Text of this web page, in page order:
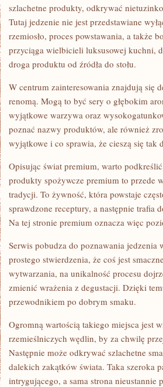
szlachetne produkty, odkrywać
Tutaj jedzenie nie jest przedstawiane
rzemiosło, proces powstawania, a także
przyciąga wielbicieli luksusowej kuchni,
droga produktu od źródła do stołu.
W centrum zainteresowania znajdują się
renomą. Mogą to być sery o głębokim
wyjątkowe warzywa oraz
poznać nazwy produktów, ale również
wyjątkowe i co sprawia, że cieszą się tak
Opisując świat premium, warto
produkty spożywcze premium to przede
tradycji. To żywność, która powstaje
sprawdzone receptury, a następnie trafia
Na tej stronie premium oznacza więc
Serwis pobudza do poznawania jedzenia
prostego stwierdzenia, że coś jest
wytwarzania, na unikalność procesu
zmienić wrażenia z degustacji. Dzięki
przewodnikiem po dobrym smaku.
Ogromną wartością takiego miejsca jest
rzemieślniczych wędlin, by za chwilę
Następnie może odkrywać szlachetne
dalekich zakątków świata. Taka szeroka
intrygującego, a sama strona nieustannie